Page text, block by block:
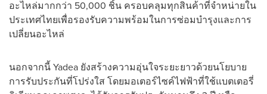
อะไหล่มากกว่า 50,000 ชิ้น ครอบคลุมทุกสินค้าที่จำหน่ายใน
ประเทศไทยเพื่อรองรับความพร้อมในการซ่อมบำรุงและการ
เปลี่ยนอะไหล่
นอกจากนี้ Yadea ยังสร้างความอุ่นใจระยะยาวด้วยนโยบาย
การรับประกันที่โปร่งใส โดยมอเตอร์ไซค์ไฟฟ้าที่ใช้แบตเตอรี่